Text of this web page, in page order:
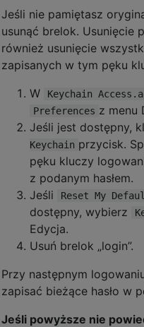
Jeśli nie pamiętasz
usunąć brelok. Usunięcie
również usunięcie
zapisanych w tym pęku
W
Keychain
Preferences z menu
Jeśli jest dostępny,
Keychain przycisk.
pęku kluczy
z podanym hasłem.
Jeśli
Reset My
dostępny, wybierz
Edycja.
Usuń brelok „login”.
Przy następnym
zapisać bieżące hasło w
Jeśli powyższe nie